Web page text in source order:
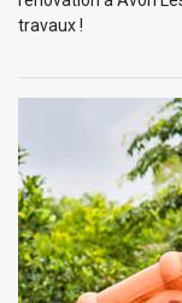
travaux !